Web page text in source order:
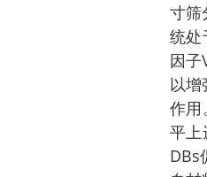
寸筛
统处
因子
以增
作用
平上
DBs